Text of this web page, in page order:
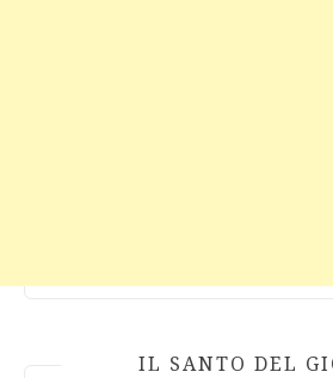
IL SANTO DEL